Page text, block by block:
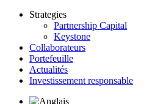
Strategies
Partnership Capital
Keystone
Collaborateurs
Portefeuille
Actualités
Investissement responsable